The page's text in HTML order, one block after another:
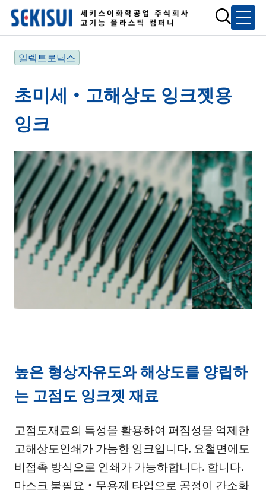
일렉트로닉스
초미세・고해상도 잉크젯용
잉크
높은 형상자유도와 해상도를 양립하
는 고점도 잉크젯 재료
고점도재료의 특성을 활용하여 퍼짐성을 억제한
고해상도인쇄가 가능한 잉크입니다. 요철면에도
비접촉 방식으로 인쇄가 가능하합니다. 합니다.
마스크 불필요・무용제 타입으로 공정이 간소화